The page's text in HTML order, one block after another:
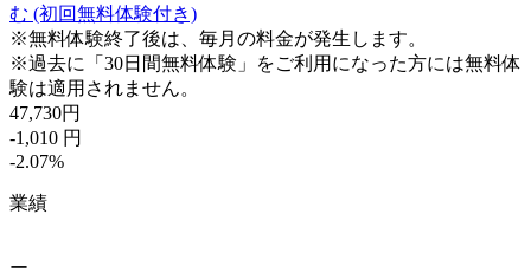
む (初回無料体験付き)
※無料体験終了後は、毎月の料金が発生します。
※過去に「30日間無料体験」をご利用になった方には無料体
験は適用されません。
47,730円
-1,010 円
-2.07%
業績
ー